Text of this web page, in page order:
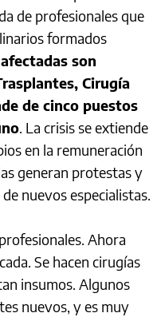
de profesionales que
formados
son
Cirugía
de cinco puestos
. La crisis se extiende
en la remuneración
generan protestas y
nuevos especialistas.
Ahora
Se hacen cirugías
insumos. Algunos
nuevos, y es muy